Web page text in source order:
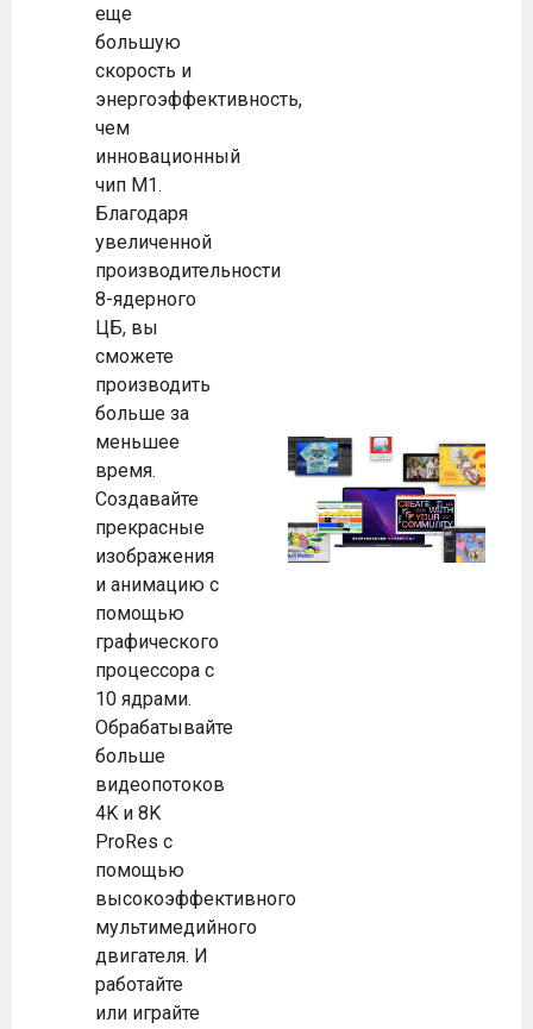
еще
большую
скорость и
энергоэффективность,
чем
инновационный
чип M1.
Благодаря
увеличенной
производительности
8-ядерного
ЦБ, вы
сможете
производить
больше за
меньшее
время.
Создавайте
прекрасные
изображения
и анимацию с
помощью
графического
процессора с
10 ядрами.
Обрабатывайте
больше
видеопотоков
4K и 8K
ProRes с
помощью
высокоэффективного
мультимедийного
двигателя. И
работайте
или играйте